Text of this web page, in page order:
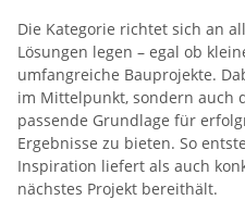
Die Kategorie richtet sich an
Lösungen legen – egal ob
umfangreiche Bauprojekte.
im Mittelpunkt, sondern auch
passende Grundlage für
Ergebnisse zu bieten. So
Inspiration liefert als auch
nächstes Projekt bereithält.